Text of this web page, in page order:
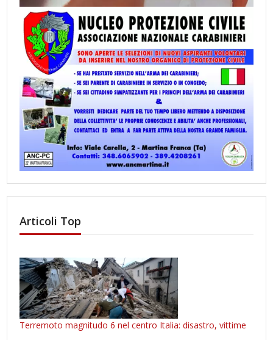
Articoli Top
Terremoto magnitudo 6 nel centro Italia: disastro, vittime